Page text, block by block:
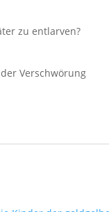
zu entlarven?
Verschwörung